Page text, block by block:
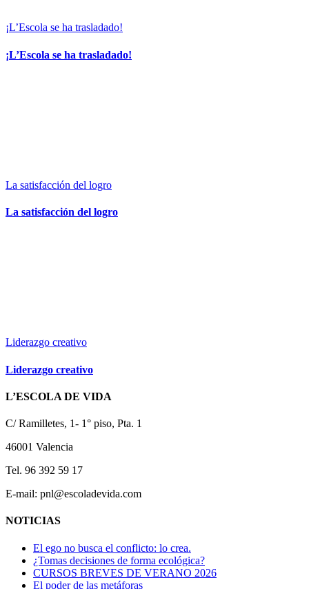
¡L’Escola se ha trasladado!
¡L’Escola se ha trasladado!
La satisfacción del logro
La satisfacción del logro
Liderazgo creativo
Liderazgo creativo
L’ESCOLA DE VIDA
C/ Ramilletes, 1- 1° piso, Pta. 1
46001 Valencia
Tel. 96 392 59 17
E-mail: pnl@escoladevida.com
NOTICIAS
El ego no busca el conflicto: lo crea.
¿Tomas decisiones de forma ecológica?
CURSOS BREVES DE VERANO 2026
El poder de las metáforas